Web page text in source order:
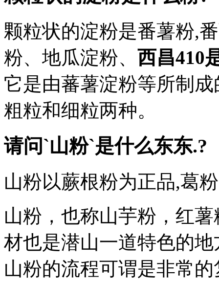
颗粒状的淀粉是番薯粉,
粉、地瓜淀粉、 西昌410
它是由蕃薯淀粉等所制
粗粒和细粒两种。
请问`山粉`是什么东东.?
山粉以蕨根粉为正品,葛
山粉，也称山芋粉，红
材也是潜山一道特色的
山粉的流程可谓是非常